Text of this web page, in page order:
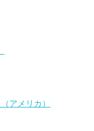
アメリカ）